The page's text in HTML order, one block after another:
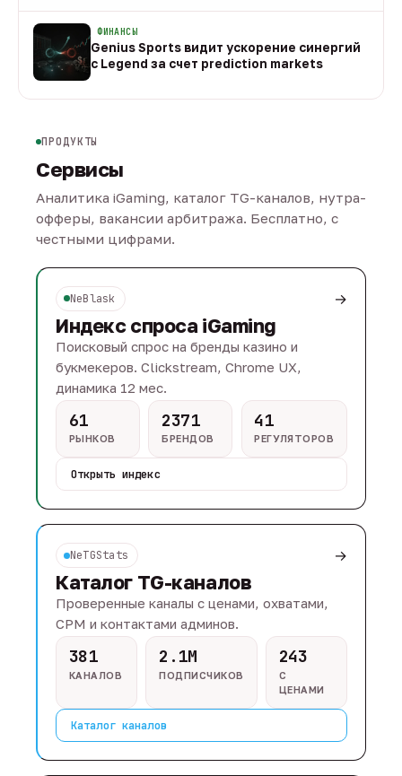
ФИНАНСЫ
Genius Sports видит ускорение синергий
с Legend за счет prediction markets
ПРОДУКТЫ
Сервисы
Аналитика iGaming, каталог TG-каналов, нутра-
офферы, вакансии арбитража. Бесплатно, с
честными цифрами.
NeBlask →
Индекс спроса iGaming
Поисковый спрос на бренды казино и
букмекеров. Clickstream, Chrome UX,
динамика 12 мес.
61
РЫНКОВ
2371
БРЕНДОВ
41
РЕГУЛЯТОРОВ
Открыть индекс
NeTGStats →
Каталог TG-каналов
Проверенные каналы с ценами, охватами,
CPM и контактами админов.
381
КАНАЛОВ
2.1M
ПОДПИСЧИКОВ
243
С
ЦЕНАМИ
Каталог каналов